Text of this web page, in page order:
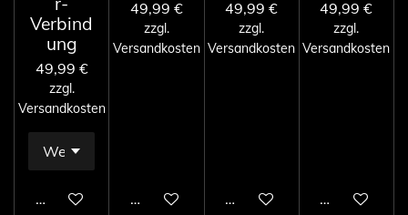
Verbind
ung
49,99 €
zzgl.
Versandkosten
In den Warenkorb
49,99 €
zzgl.
Versandkosten
In den Warenkorb
49,99 €
zzgl.
Versandkosten
In den Warenkorb
49,99 €
zzgl.
Versandkosten
In den